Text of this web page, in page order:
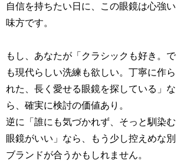
自信を持ちたい日に、この眼鏡は心強い
味方です。
もし、あなたが「クラシックも好き。で
も現代らしい洗練も欲しい。丁寧に作ら
れた、長く愛せる眼鏡を探している」な
ら、確実に検討の価値あり。
逆に「誰にも気づかれず、そっと馴染む
眼鏡がいい」なら、もう少し控えめな別
ブランドが合うかもしれません。